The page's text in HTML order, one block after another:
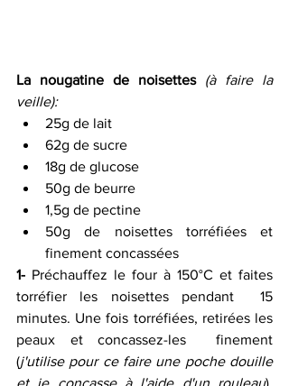
La nougatine de noisettes
(à faire la
veille):
25g de lait
62g de sucre
18g de glucose
50g de beurre
1,5g de pectine
50g de noisettes torréfiées et
finement concassées
1- Préchauffez le four à 150°C et faites
torréfier les noisettes pendant  15
minutes. Une fois torréfiées, retirées les
peaux et concassez-les  finement
(j'utilise pour ce faire une poche douille
et je concasse à l'aide d'un rouleau).